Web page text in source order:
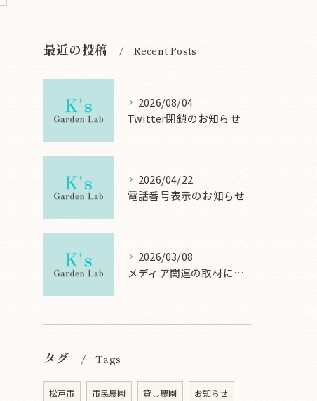
最近の投稿 Recent Posts
2026/08/04
Twitter閉鎖のお知らせ
2026/04/22
電話番号表示のお知らせ
2026/03/08
メディア関連の取材について
タグ Tags
松戸市 市民農園 貸し農園 お知らせ